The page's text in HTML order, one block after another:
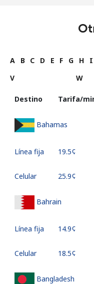
A B C D E F G H I
V
W
Destino Tarifa/
Bahamas
Línea fija ⁦19.5¢⁩
Celular ⁦25.9¢⁩
Bahrain
Línea fija ⁦14.9¢⁩
Celular ⁦18.5¢⁩
Bangladesh